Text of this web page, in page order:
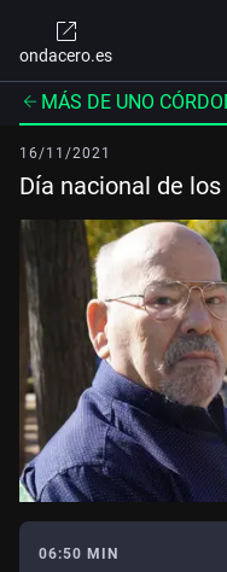
ondacero.es
MÁS DE UNO
16/11/2021
Día nacional de
06:50 MIN